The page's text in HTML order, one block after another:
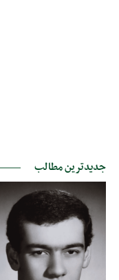
جدیدترین مطالب